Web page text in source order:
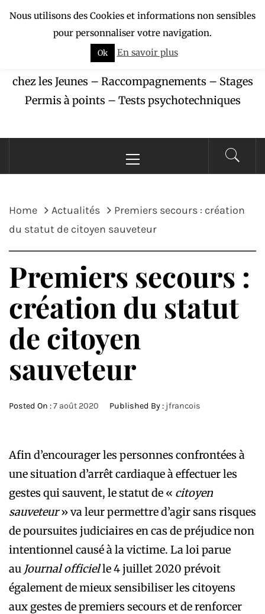
Skip
APAJ-ZÉBU
Association pour la Protection des Accidents
chez les Jeunes – Raccompagnements – Stages
Permis à points – Tests psychotechniques
Menu
Home Actualités
Premiers secours : création
du statut de citoyen sauveteur
Premiers secours :
création du statut
de citoyen
sauveteur
Posted On :7 août 2020 Published By : jfrancois
Afin d’encourager les personnes confrontées à
une situation d’arrêt cardiaque à effectuer les
gestes qui sauvent, le statut de « citoyen
sauveteur» va leur permettre d’agir sans risques
de poursuites judiciaires en cas de préjudice non
intentionnel causé à la victime. La loi parue
au Journal officielle 4 juillet 2020 prévoit
également de mieux sensibiliser les citoyens
aux gestes de premiers secours et de renforcer
Nous utilisons des Cookies et informations non sensibles
pour personnaliser votre navigation.
Ok En savoir plus